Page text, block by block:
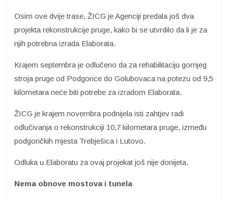
Osim ove dvije trase, ŽICG je Agenciji predala još dva
projekta rekonstrukcije pruge, kako bi se utvrdilo da li je za
njih potrebna izrada Elaborata.
Krajem septembra je odlučeno da za rehabilitaciju gornjeg
stroja pruge od Podgorice do Golubovaca na potezu od 9,5
kilometara neće biti potrebe za izradom Elaborata.
ŽICG je krajem novembra podnijela isti zahtjev radi
odlučivanja o rekonstrukciji 10,7 kilometara pruge, između
podgoričkih mjesta Trebješica i Lutovo.
Odluka u Elaboratu za ovaj projekat još nije donijeta.
Nema obnove mostova i tunela